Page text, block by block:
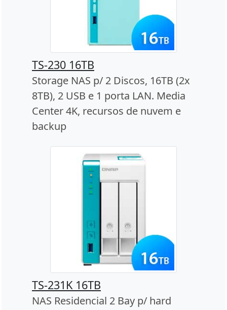
TS-230 16TB
Storage NAS p/ 2 Discos, 16TB (2x
8TB), 2 USB e 1 porta LAN. Media
Center 4K, recursos de nuvem e
backup
TS-231K 16TB
NAS Residencial 2 Bay p/ hard